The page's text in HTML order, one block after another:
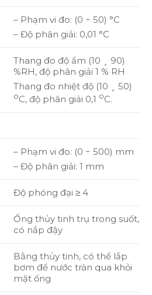
– Phạm vi đo: (0 ÷ 50) °C
– Độ phân giải: 0,01 °C
Thang đo độ ẩm (10 ¸ 90)
%RH, độ phân giải 1 % RH
Thang đo nhiệt độ (10 ¸ 50)
oC, độ phân giải 0,1 oC.
– Phạm vi đo: (0 ÷ 500) mm
– Độ phân giải: 1 mm
Độ phóng đại ≥ 4
Ống thủy tinh trụ trong suốt,
có nắp đậy
Bằng thủy tinh, có thể lắp
bơm để nước tràn qua khỏi
mặt ống